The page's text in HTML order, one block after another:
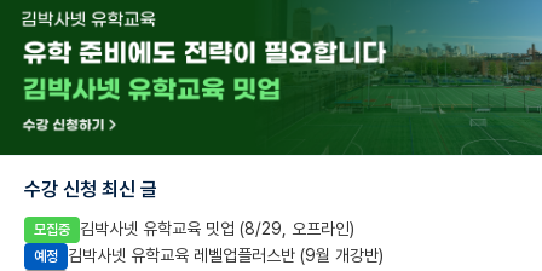
수강 신청 최신 글
모집중 김박사넷 유학교육 밋업 (8/29, 오프라인)
예정 김박사넷 유학교육 레벨업플러스반 (9월 개강반)